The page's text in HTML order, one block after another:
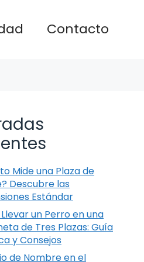
Contacto
Mide una Plaza de
Descubre las
Estándar
un Perro en una
de Tres Plazas: Guía
y Consejos
de Nombre en el